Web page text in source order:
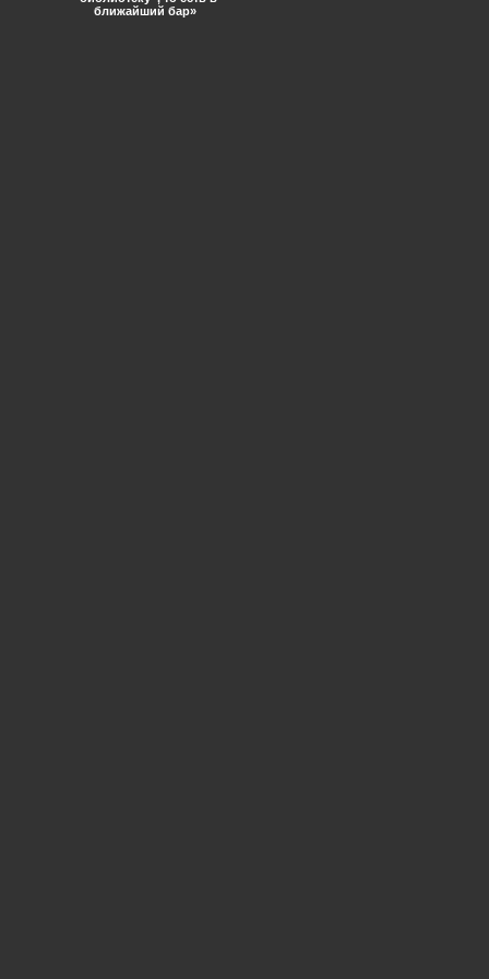
ближайший бар»